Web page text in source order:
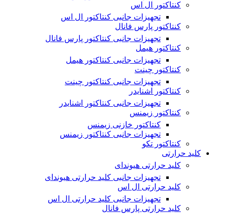
کنتاکتور ال اس
تجهیزات جانبی کنتاکتور ال اس
کنتاکتور پارس فانال
تجهیزات جانبی کنتاکتور پارس فانال
کنتاکتور هیمل
تجهیزات جانبی کنتاکتور هیمل
کنتاکتور چینت
تجهیزات جانبی کنتاکتور چینت
کنتاکتور اشنایدر
تجهیزات جانبی کنتاکتور اشنایدر
کنتاکتور زیمنس
کنتاکتور خازنی زیمنس
تجهیزات جانبی کنتاکتور زیمنس
کنتاکتور تکو
کلید حرارتی
کلید حرارتی هیوندای
تجهیزات جانبی کلید حرارتی هیوندای
کلید حرارتی ال اس
تجهیزات جانبی کلید حرارتی ال اس
کلید حرارتی پارس فانال